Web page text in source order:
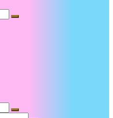
Suche
Suche